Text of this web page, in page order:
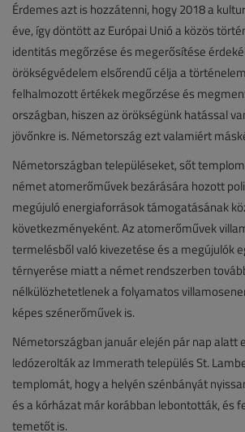
Érdemes azt is hozzátenni, hogy 2018 a
éve, így döntött az Európai Unió a közös
identitás megőrzése és megerősítése
örökségvédelem elsőrendű célja a
felhalmozott értékek megőrzése és
országban, hiszen az örökségünk hatással
jövőnkre is. Németország ezt valamiért
Németországban településeket, sőt
német atomerőművek bezárására hozott
megújuló energiaforrások támogatásának
következményeként. Az atomerőművek
termelésből való kivezetése és a megújulók
térnyerése miatt a német rendszerben
nélkülözhetetlenek a folyamatos
képes szénerőművek is.
Németországban január elején pár nap alatt
ledózerolták az Immerath település St.
templomát, hogy a helyén szénbányát
és a kórházat már korábban lebontották, és
temetőt is.